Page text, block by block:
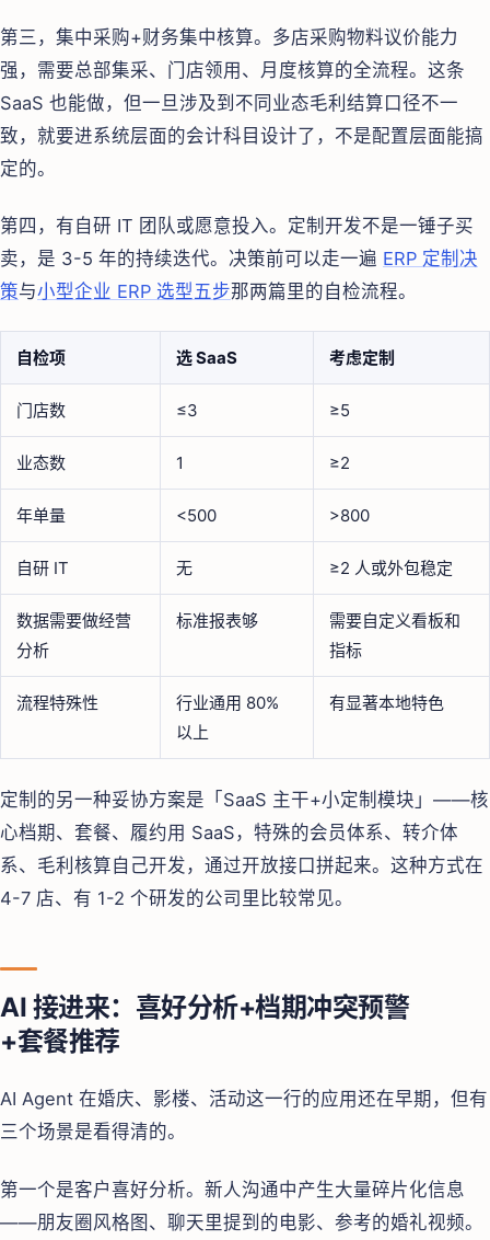
第三，集中采购+财务集中核算。多店采购物料议价能力
强，需要总部集采、门店领用、月度核算的全流程。这条
SaaS 也能做，但一旦涉及到不同业态毛利结算口径不一
致，就要进系统层面的会计科目设计了，不是配置层面能搞
定的。
第四，有自研 IT 团队或愿意投入。定制开发不是一锤子买
卖，是 3-5 年的持续迭代。决策前可以走一遍 ERP 定制决
策与小型企业 ERP 选型五步那两篇里的自检流程。
自检项 选 SaaS 考虑定制
门店数 ≤3 ≥5
业态数 1 ≥2
年单量 <500 >800
自研 IT 无 ≥2 人或外包稳定
数据需要做经营
分析
标准报表够
需要自定义看板和
指标
流程特殊性
行业通用 80%
以上
有显著本地特色
定制的另一种妥协方案是「SaaS 主干+小定制模块」——核
心档期、套餐、履约用 SaaS，特殊的会员体系、转介体
系、毛利核算自己开发，通过开放接口拼起来。这种方式在
4-7 店、有 1-2 个研发的公司里比较常见。
AI 接进来：喜好分析+档期冲突预警
+套餐推荐
AI Agent 在婚庆、影楼、活动这一行的应用还在早期，但有
三个场景是看得清的。
第一个是客户喜好分析。新人沟通中产生大量碎片化信息
——朋友圈风格图、聊天里提到的电影、参考的婚礼视频。